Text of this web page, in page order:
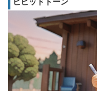
ビビッドトーン